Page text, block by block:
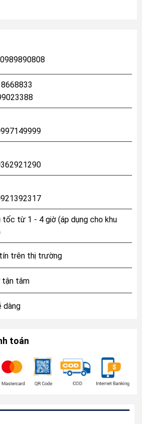
tốc từ 1 - 4 giờ (áp dụng cho khu
trên thị trường
tận tâm
dàng
toán